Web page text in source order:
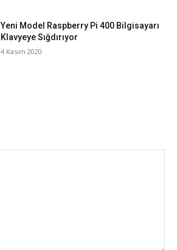
Yeni Model Raspberry Pi 400 Bilgisayarı
Klavyeye Sığdırıyor
4 Kasım 2020